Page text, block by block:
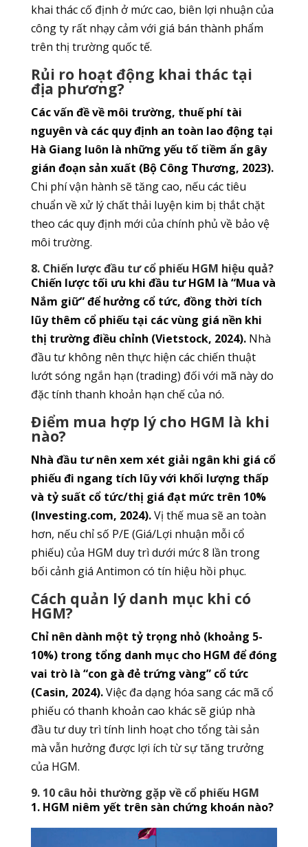
khai thác cố định ở mức cao, biên lợi nhuận của
công ty rất nhạy cảm với giá bán thành phẩm
trên thị trường quốc tế.
Rủi ro hoạt động khai thác tại
địa phương?
Các vấn đề về môi trường, thuế phí tài
nguyên và các quy định an toàn lao động tại
Hà Giang luôn là những yếu tố tiềm ẩn gây
gián đoạn sản xuất (Bộ Công Thương, 2023).
Chi phí vận hành sẽ tăng cao, nếu các tiêu
chuẩn về xử lý chất thải luyện kim bị thắt chặt
theo các quy định mới của chính phủ về bảo vệ
môi trường.
8. Chiến lược đầu tư cổ phiếu HGM hiệu quả?
Chiến lược tối ưu khi đầu tư HGM là “Mua và
Nắm giữ” để hưởng cổ tức, đồng thời tích
lũy thêm cổ phiếu tại các vùng giá nền khi
thị trường điều chỉnh (Vietstock, 2024).Nhà
đầu tư không nên thực hiện các chiến thuật
lướt sóng ngắn hạn (trading) đối với mã này do
đặc tính thanh khoản hạn chế của nó.
Điểm mua hợp lý cho HGM là khi
nào?
Nhà đầu tư nên xem xét giải ngân khi giá cổ
phiếu đi ngang tích lũy với khối lượng thấp
và tỷ suất cổ tức/thị giá đạt mức trên 10%
(Investing.com, 2024).Vị thế mua sẽ an toàn
hơn, nếu chỉ số P/E (Giá/Lợi nhuận mỗi cổ
phiếu) của HGM duy trì dưới mức 8 lần trong
bối cảnh giá Antimon có tín hiệu hồi phục.
Cách quản lý danh mục khi có
HGM?
Chỉ nên dành một tỷ trọng nhỏ (khoảng 5-
10%) trong tổng danh mục cho HGM để đóng
vai trò là “con gà đẻ trứng vàng” cổ tức
(Casin, 2024).Việc đa dạng hóa sang các mã cổ
phiếu có thanh khoản cao khác sẽ giúp nhà
đầu tư duy trì tính linh hoạt cho tổng tài sản
mà vẫn hưởng được lợi ích từ sự tăng trưởng
của HGM.
9. 10 câu hỏi thường gặp vềcổ phiếu HGM
1. HGM niêm yết trên sàn chứng khoán nào?